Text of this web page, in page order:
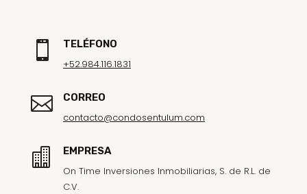
 TELÉFONO
+52.984.116.1831
 CORREO
contacto@condosentulum.com
 EMPRESA
On Time Inversiones Inmobiliarias, S. de R.L. de
C.V.